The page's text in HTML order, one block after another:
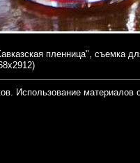
пленница", съемка
Использование материалов